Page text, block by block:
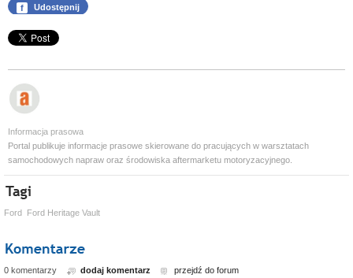
f Udostępnij
Informacja prasowa
Portal publikuje informacje prasowe skierowane do pracujących w warsztatach
samochodowych napraw oraz środowiska aftermarketu motoryzacyjnego.
Ford Ford Heritage Vault
0 komentarzy dodaj komentarz przejdź do forum